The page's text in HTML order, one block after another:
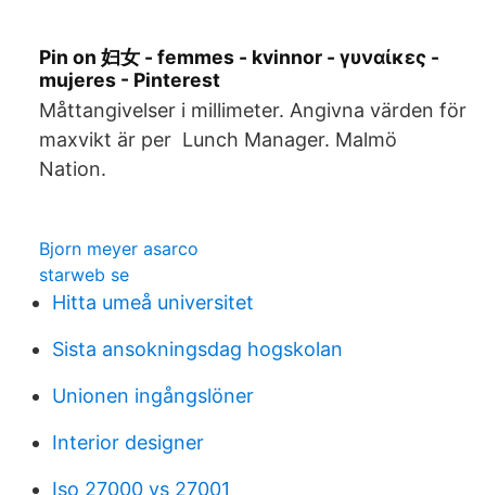
Pin on 妇女 - femmes - kvinnor - γυναίκες -
mujeres - Pinterest
Måttangivelser i millimeter. Angivna värden för
maxvikt är per Lunch Manager. Malmö
Nation.
Bjorn meyer asarco
starweb se
Hitta umeå universitet
Sista ansokningsdag hogskolan
Unionen ingångslöner
Interior designer
Iso 27000 vs 27001